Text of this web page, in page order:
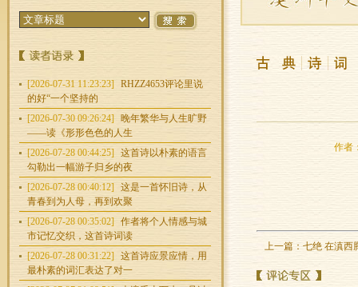
[2026-07-31 11:23:23]
RHZZ4653评论里说
的好“一个坚持的
[2026-07-30 09:26:24]
晚年繁华与人生旷野
——读《形形色色的人生
[2026-07-28 00:44:25]
这首诗以朴素的语言
勾勒出一幅游子归乡的夜
[2026-07-28 00:40:12]
这是一首怀旧诗，从
青春到为人母，再到欢聚
[2026-07-28 00:35:02]
作者将个人情感与城
市记忆交织，这首诗词读
[2026-07-28 00:31:22]
这首诗应景应情，用
最朴素的词汇表达了对一
作者
上一篇： 七绝 在滇西